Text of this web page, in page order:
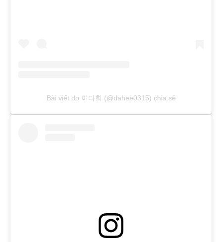
Bài viết do 이다희 (@dahee0315) chia sẻ